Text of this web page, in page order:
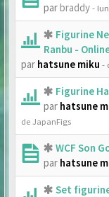
parbraddy-
Figurine
Ranbu -
par hatsune miku -
Figurine
par hatsune
de JapanFigs
WCF Son
par hatsune
Set